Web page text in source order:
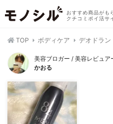
おすすめ商品がも
クチコミポイ活サ
TOP ボディケア デオドラン
美容ブロガー / 美容レビュア
かおる